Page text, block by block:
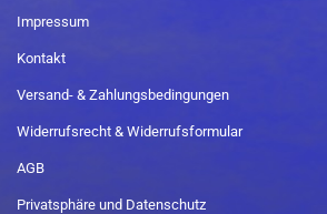
Impressum
Kontakt
Versand- & Zahlungsbedingungen
Widerrufsrecht & Widerrufsformular
AGB
Privatsphäre und Datenschutz